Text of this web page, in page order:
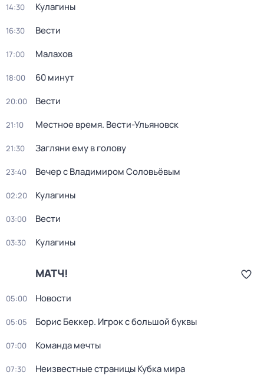
14:30 Кулагины
16:30 Вести
17:00 Малахов
18:00 60 минут
20:00 Вести
21:10 Местное время. Вести-Ульяновск
21:30 Загляни ему в голову
23:40 Вечер с Владимиром Соловьёвым
02:20 Кулагины
03:00 Вести
03:30 Кулагины
МАТЧ!
05:00 Новости
05:05 Борис Беккер. Игрок с большой буквы
07:00 Команда мечты
07:30 Неизвестные страницы Кубка мира